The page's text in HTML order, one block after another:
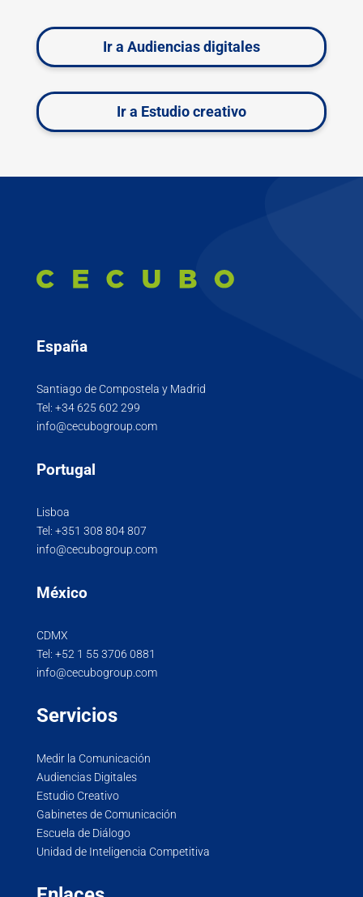
Ir a Audiencias digitales
Ir a Estudio creativo
España
Santiago de Compostela y Madrid
Tel: +34 625 602 299
info@cecubogroup.com
Portugal
Lisboa
Tel: +351 308 804 807
info@cecubogroup.com
México
CDMX
Tel: +52 1 55 3706 0881
info@cecubogroup.com
Servicios
Medir la Comunicación
Audiencias Digitales
Estudio Creativo
Gabinetes de Comunicación
Escuela de Diálogo
Unidad de Inteligencia Competitiva